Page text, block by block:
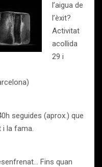
l’aigua de
l’èxit?
Activitat
acollida
29 i
seguides (aprox.) que
i la fama.
Fins quan